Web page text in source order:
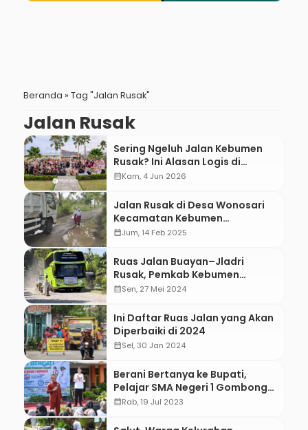
Beranda » Tag "Jalan Rusak"
Jalan Rusak
Sering Ngeluh Jalan Kebumen
Rusak? Ini Alasan Logis di
Baliknya!
calendar_monthKam, 4 Jun 2026
Jalan Rusak di Desa Wonosari
Kecamatan Kebumen
Dikeluhkan Warga
calendar_monthJum, 14 Feb 2025
Ruas Jalan Buayan–Jladri
Rusak, Pemkab Kebumen
Sampaikan Permohonan Maaf
calendar_monthSen, 27 Mei 2024
Ini Daftar Ruas Jalan yang Akan
Diperbaiki di 2024
calendar_monthSel, 30 Jan 2024
Berani Bertanya ke Bupati,
Pelajar SMA Negeri 1 Gombong
Mendapat Hadiah
calendar_monthRab, 19 Jul 2023